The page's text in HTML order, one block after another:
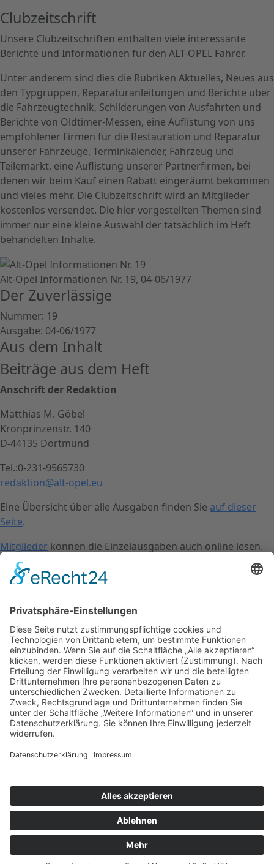
Clubzeitschrift
Unsere Clubzeitschriften enthalten viele interessante
Berichte und Informationen für den ALT-OPEL Fahrer.
Unter anderem sind dies die Rubriken Aktuelles, Neues aus
den Typgruppen, Reparaturanleitungen und Berichte über
die Fahrzeugtechnik, Schilderungen von Ausfahrten und
Berichte von Oldtimer-Messen, eine Auflistung von uns
empfohlener Firmen für die Restauration und Reparatur
unserer Fahrzeuge, Terminkalender, Fahrzeug und
Teilemarkt, eine Auflistung unserer Partnerfirmen, bei
denen wir beim Kauf einen Rabatt eingeräumt bekommen
und vieles mehr. Die Clubzeitschrift wird an Mitglieder
kostenlos versendet. Die hier vorgestellten Themen sind
immer nur eine kleine Auswahl der tatsächlich im Heft
behandelten Inhalte.
Alt-Opel Informationen Nr. 19, 04-06/1977
Der Zuverlässige
Nummer: 19
Ausgabe: 04-06/1977
Aus dem Inhalt
Beiträge aus dem Heft
Anschrift der Redaktion
Matthias M. Göbel
Kronprinzenstr. 140
D-44135 Dortmund
Tel.:0-231-9565730
redaktion@alt-opel.eu
Eine Übersicht über alle Ausgaben finden Sie auf dieser
Seite.
Mitglieder können die Einzelausgaben auch online lesen.
Kontakt
Impressum
Mitgliederbereich
Facebook
Instagram
Umsetzung:DOUBLE-A-DESIGN
Kontakt
Impressum
Datenschutzerklärung
Mitgliederbereich
Umsetzung:DOUBLE-A-DESIGN
Suche
Hier können Sie die gesamte Webseite durchsuchen:
Search for: